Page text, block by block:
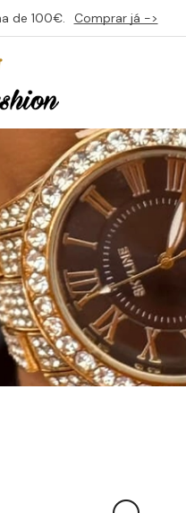
de 100€. Comprar já ->